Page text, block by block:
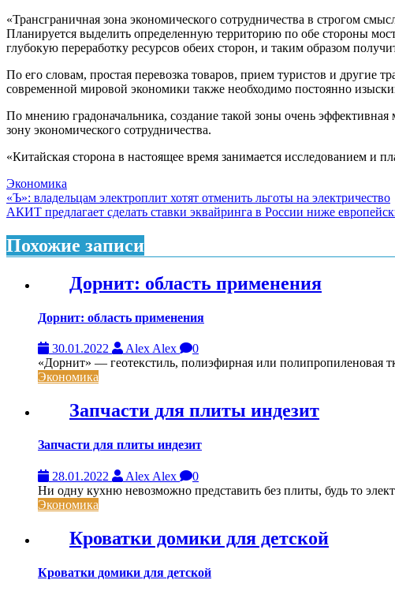
«Трансграничная зона экономического сотрудничества в строгом
Планируется выделить определенную территорию по обе стороны
глубокую переработку ресурсов обеих сторон, и таким образом
По его словам, простая перевозка товаров, прием туристов и другие
современной мировой экономики также необходимо постоянно
По мнению градоначальника, создание такой зоны очень
зону экономического сотрудничества.
«Китайская сторона в настоящее время занимается исследованием
Экономика
Навигация
по
записям
«Ъ»: владельцам электроплит хотят отменить льготы на электричество
АКИТ предлагает сделать ставки эквайринга в России ниже
Похожие записи
Дорнит: область применения
Дорнит: область применения
30.01.2022 Alex Alex
0
«Дорнит» — геотекстиль, полиэфирная или полипропиленовая
Экономика
Запчасти для плиты индезит
Запчасти для плиты индезит
28.01.2022 Alex Alex
0
Ни одну кухню невозможно представить без плиты, будь то
Экономика
Кроватки домики для детской
Кроватки домики для детской